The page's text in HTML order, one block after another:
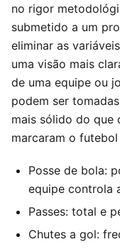
no rigor
submetido a um
eliminar as
uma visão mais
de uma equipe ou
podem ser
mais sólido do que
marcaram o
Posse de bola:
equipe controla
Passes: total e
Chutes a gol: